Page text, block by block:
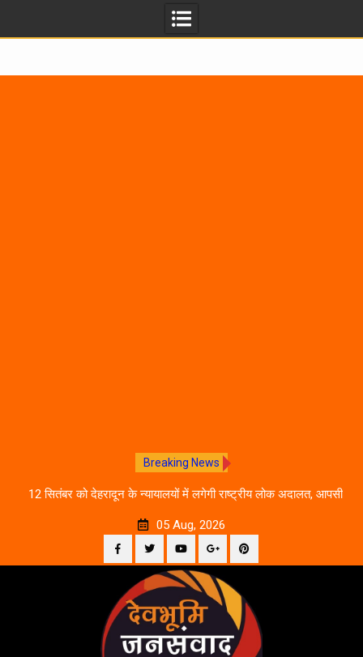
Breaking News
12 सितंबर को देहरादून के न्यायालयों में लगेगी राष्ट्रीय लोक अदालत, आपसी
05 Aug, 2026
Facebook
TwitterYouTubePlus
Google